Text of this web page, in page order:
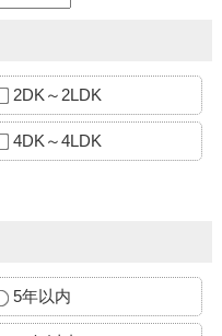
2DK～2LDK
4DK～4LDK
5年以内